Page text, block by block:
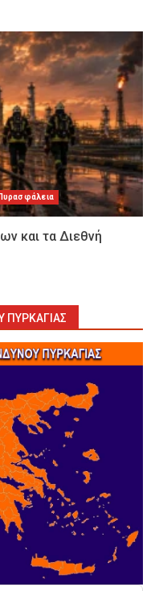
και τα Διεθνή
ΠΥΡΚΑΓΙΆΣ
για να
ή για να
της τεχνικής
Ελλάδα (ΥΑΕ)
in Safety:
Response and
as One